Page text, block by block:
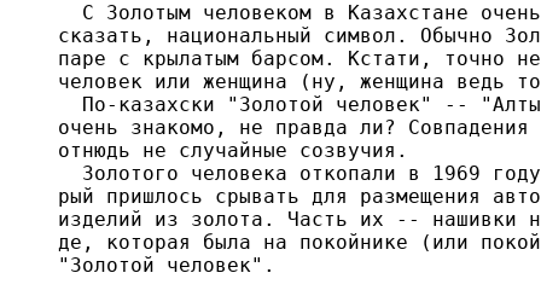
С Золотым человеком в Казахстане
сказать, национальный символ. Обычно
паре с крылатым барсом. Кстати, точно
человек или женщина (ну, женщина ведь
По-казахски "Золотой человек" --
очень знакомо, не правда ли?
отнюдь не случайные созвучия.
Золотого человека откопали в 1969
рый пришлось срывать для размещения
изделий из золота. Часть их -- нашивки
де, которая была на покойнике (или
"Золотой человек".